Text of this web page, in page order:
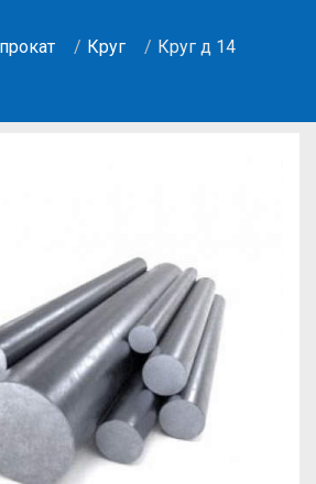
Круг Круг д 14